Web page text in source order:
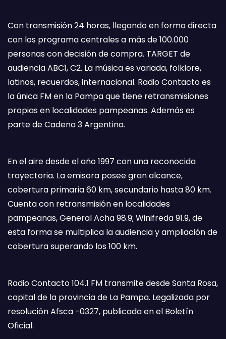
Con transmisión 24 horas, llegando en forma directa
con los programa centrales a más de 100.000
personas con decisión de compra. TARGET de
audiencia ABC1, C2. La música es variada, folklore,
latinos, recuerdos, internacional. Radio Contacto es
la única FM en la Pampa que tiene retransmisiones
propias en localidades pampeanas. Además es
parte de Cadena 3 Argentina.
En el aire desde el año 1997 con una reconocida
trayectoria. La emisora posee gran alcance,
cobertura primaria 60 km, secundario hasta 80 km.
Cuenta con retransmisión en localidades
pampeanas, General Acha 98.9; Winifreda 91.9, de
esta forma se multiplica la audiencia y ampliación de
cobertura superando los 100 km.
Radio Contacto 104.1 FM transmite desde Santa Rosa,
capital de la provincia de La Pampa. Legalizada por
resolución Afsca -0327, publicada en el Boletín
Oficial.